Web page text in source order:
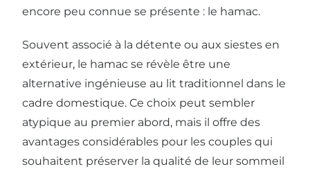
encore peu connue se présente : le hamac.
Souvent associé à la détente ou aux siestes en
extérieur, le hamac se révèle être une
alternative ingénieuse au lit traditionnel dans le
cadre domestique. Ce choix peut sembler
atypique au premier abord, mais il offre des
avantages considérables pour les couples qui
souhaitent préserver la qualité de leur sommeil